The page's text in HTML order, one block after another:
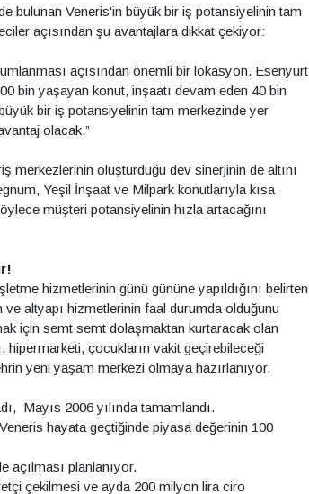
bulunan Veneris'in büyük bir iş potansiyelinin tam
açısından şu avantajlara dikkat çekiyor:
açısından önemli bir lokasyon. Esenyurt
bin yaşayan konut, inşaatı devam eden 40 bin
bir iş potansiyelinin tam merkezinde yer
olacak.”
merkezlerinin oluşturduğu dev sinerjinin de altını
Yeşil İnşaat ve Milpark konutlarıyla kısa
müşteri potansiyelinin hızla artacağını
hizmetlerinin günü gününe yapıldığını belirten
altyapı hizmetlerinin faal durumda olduğunu
için semt semt dolaşmaktan kurtaracak olan
hipermarketi, çocukların vakit geçirebileceği
yeni yaşam merkezi olmaya hazırlanıyor.
Mayıs 2006 yılında tamamlandı.
hayata geçtiğinde piyasa değerinin 100
planlanıyor.
çekilmesi ve ayda 200 milyon lira ciro